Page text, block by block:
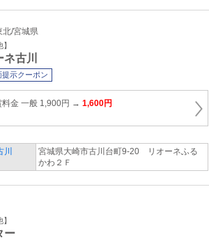
北/宮城県
古川
提示クーポン
料金 一般 1,900円 → 1,600円
宮城県大崎市古川台町9‐20 リオーネふる
かわ２Ｆ
ー